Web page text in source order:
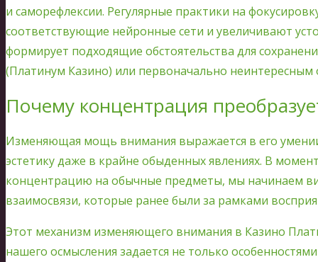
и саморефлексии. Регулярные практики на
соответствующие нейронные сети и увеличивают
формирует подходящие обстоятельства для
(Платинум Казино) или первоначально неинтересным
Почему концентрация
Изменяющая мощь внимания выражается в его
эстетику даже в крайне обыденных явлениях. В
концентрацию на обычные предметы, мы начинаем
взаимосвязи, которые ранее были за рамками
Этот механизм изменяющего внимания в Казино
нашего осмысления задается не только